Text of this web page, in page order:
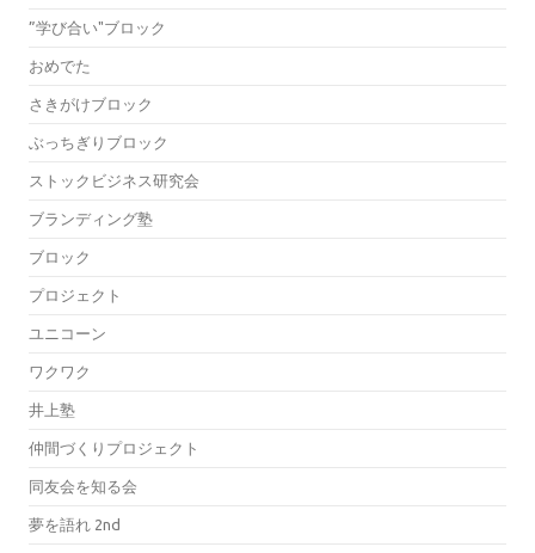
”学び合い"ブロック
おめでた
さきがけブロック
ぶっちぎりブロック
ストックビジネス研究会
ブランディング塾
ブロック
プロジェクト
ユニコーン
ワクワク
井上塾
仲間づくりプロジェクト
同友会を知る会
夢を語れ 2nd